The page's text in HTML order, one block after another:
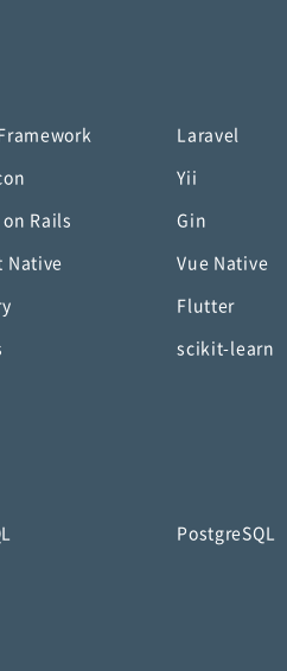
Laravel
Yii
on Rails Gin
Native Vue Native
Flutter
scikit-learn
PostgreSQL